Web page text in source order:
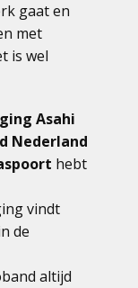
gaat en
met
is wel
Asahi
Nederland
hebt
vindt
de
altijd